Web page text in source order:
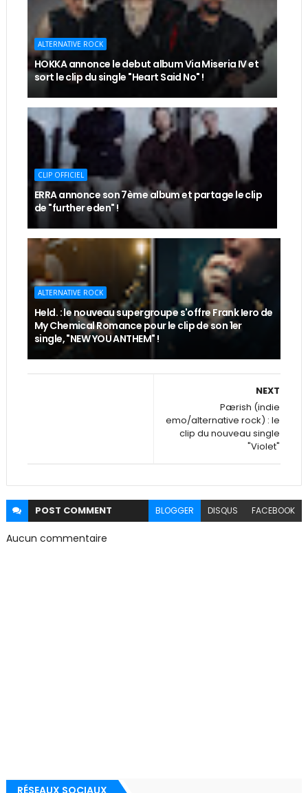
ALTERNATIVE ROCK
HOKKA annonce le debut album Via Miseria IV et
sort le clip du single "Heart Said No" !
CLIP OFFICIEL
ERRA annonce son 7ème album et partage le clip
de "further eden" !
ALTERNATIVE ROCK
Held. : le nouveau supergroupe s'offre Frank Iero de
My Chemical Romance pour le clip de son 1er
single, "NEW YOU ANTHEM" !
NEXT
Pærish (indie
emo/alternative rock) : le
clip du nouveau single
"Violet"
POST COMMENT BLOGGER DISQUS FACEBOOK
Aucun commentaire